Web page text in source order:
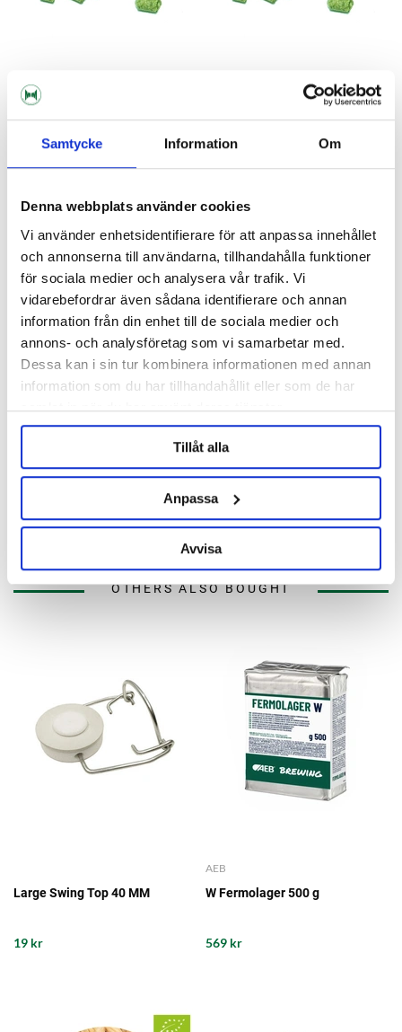
Samtycke Information Om
Denna webbplats använder cookies
Vi använder enhetsidentifierare för att anpassa innehållet
och annonserna till användarna, tillhandahålla funktioner
för sociala medier och analysera vår trafik. Vi
vidarebefordrar även sådana identifierare och annan
information från din enhet till de sociala medier och
annons- och analysföretag som vi samarbetar med.
Dessa kan i sin tur kombinera informationen med annan
information som du har tillhandahållit eller som de har
samlat in när du har använt deras tjänster.
Tillåt alla
Anpassa
Avvisa
Barth-Haas Group
Callista Pellets 2025 Callista Pellets 2025 100g
Callista Pellets 2024
43 kr/hg
Barth-Haas Group
Callista Pellets 2024 100g
43 kr
OTHERS ALSO BOUGHT
Large Swing Top 40 MM
19 kr
AEB
W Fermolager 500 g
569 kr